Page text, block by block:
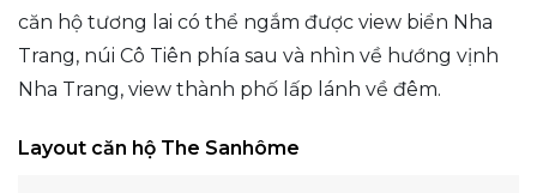
căn hộ tương lai có thể ngắm được view biển Nha
Trang, núi Cô Tiên phía sau và nhìn về hướng vịnh
Nha Trang, view thành phố lấp lánh về đêm.
Layout căn hộ The Sanhôme